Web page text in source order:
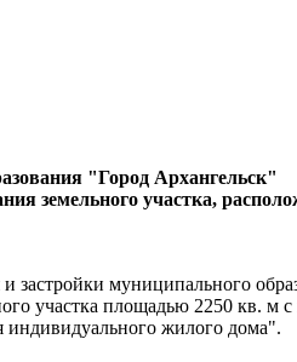
"Город Архангельск"
земельного участка,
застройки муниципального
участка площадью 2250 кв. м
индивидуального жилого дома".